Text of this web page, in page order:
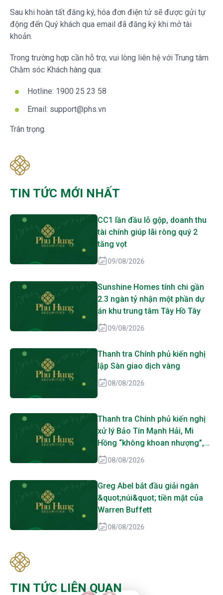
Sau khi hoàn tất đăng ký, hóa đơn điện tử sẽ được gửi tự
động đến Quý khách qua email đã đăng ký khi mở tài
khoản.
Trong trường hợp cần hỗ trợ, vui lòng liên hệ với Trung tâm
Chăm sóc Khách hàng qua:
Hotline: 1900 25 23 58
Email: support@phs.vn
Trân trọng.
TIN TỨC MỚI NHẤT
CC1 lần đầu lỗ gộp, doanh thu
tài chính giúp lãi ròng quý 2
tăng vọt
09/08/2026
Sunshine Homes tính chi gần
2.3 ngàn tỷ nhận một phần dự
án khu trung tâm Tây Hồ Tây
09/08/2026
Thanh tra Chính phủ kiến nghị
lập Sàn giao dịch vàng
08/08/2026
Thanh tra Chính phủ kiến nghị
xử lý Bảo Tín Mạnh Hải, Mi
Hồng “không khoan nhượng”,
SJC, PNJ, DOJI cũng bị gọi tên
08/08/2026
Greg Abel bắt đầu giải ngân
&quot;núi&quot; tiền mặt của
Warren Buffett
08/08/2026
TIN TỨC LIÊN QUAN